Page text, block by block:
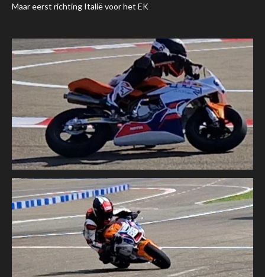
Maar eerst richting Italië voor het EK